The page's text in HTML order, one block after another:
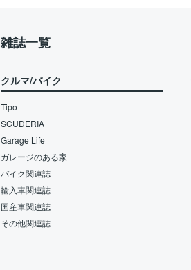
雑誌一覧
クルマ/バイク
Tipo
SCUDERIA
Garage Life
ガレージのある家
バイク関連誌
輸入車関連誌
国産車関連誌
その他関連誌